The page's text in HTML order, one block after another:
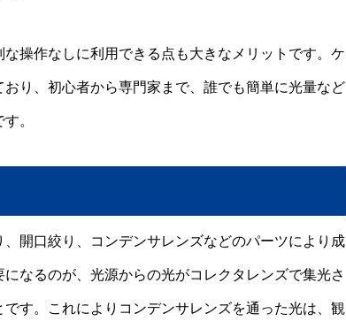
操作なしに利用できる点も大きなメリットです。ケ
り、初心者から専門家まで、誰でも簡単に光量など
。
開口絞り、コンデンサレンズなどのパーツにより成
なるのが、光源からの光がコレクタレンズで集光さ
す。これによりコンデンサレンズを通った光は、観